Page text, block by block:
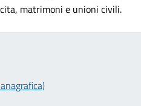
matrimoni e unioni civili.